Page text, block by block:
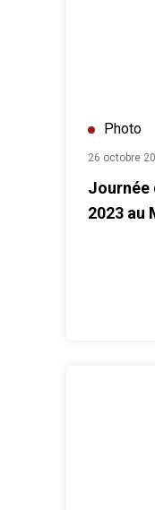
Photo
26 octobre
Journée
2023 au